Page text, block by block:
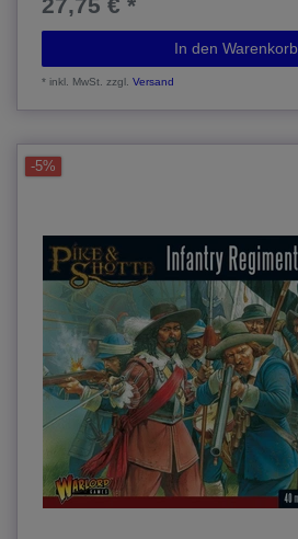
In den Warenkorb
*inkl. MwSt. zzgl.Versand
-5%